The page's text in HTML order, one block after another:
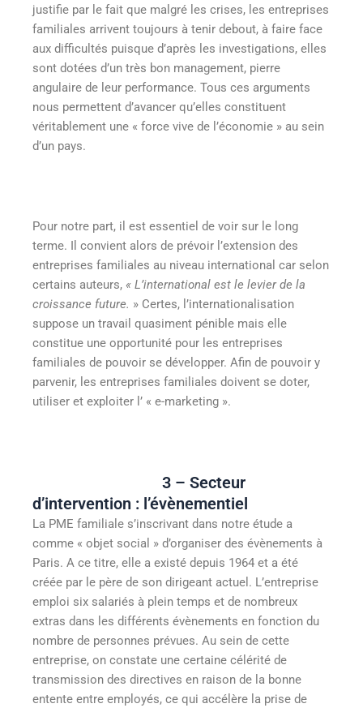
justifie par le fait que malgré les crises, les entreprises
familiales arrivent toujours à tenir debout, à faire face
aux difficultés puisque d’après les investigations, elles
sont dotées d’un très bon management, pierre
angulaire de leur performance. Tous ces arguments
nous permettent d’avancer qu’elles constituent
véritablement une « force vive de l’économie » au sein
d’un pays.
Pour notre part, il est essentiel de voir sur le long
terme. Il convient alors de prévoir l’extension des
entreprises familiales au niveau international car selon
certains auteurs, « L’international est le levier de la
croissance future. » Certes, l’internationalisation
suppose un travail quasiment pénible mais elle
constitue une opportunité pour les entreprises
familiales de pouvoir se développer. Afin de pouvoir y
parvenir, les entreprises familiales doivent se doter,
utiliser et exploiter l’ « e-marketing ».
3 – Secteur
d’intervention : l’évènementiel
La PME familiale s’inscrivant dans notre étude a
comme « objet social » d’organiser des évènements à
Paris. A ce titre, elle a existé depuis 1964 et a été
créée par le père de son dirigeant actuel. L’entreprise
emploi six salariés à plein temps et de nombreux
extras dans les différents évènements en fonction du
nombre de personnes prévues. Au sein de cette
entreprise, on constate une certaine célérité de
transmission des directives en raison de la bonne
entente entre employés, ce qui accélère la prise de